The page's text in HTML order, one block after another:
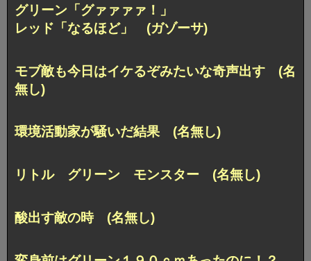
グリーン「グァァァァ！」
レッド「なるほど」 (ガゾーサ)
モブ敵も今日はイケるぞみたいな奇声出す (名
無し)
環境活動家が騒いだ結果 (名無し)
リトル グリーン モンスター (名無し)
酸出す敵の時 (名無し)